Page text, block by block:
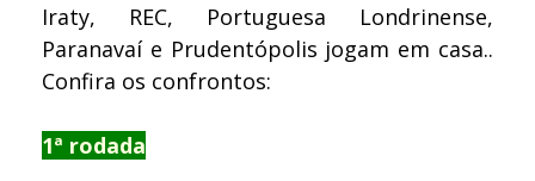
Iraty, REC, Portuguesa Londrinense,
Paranavaí e Prudentópolis jogam em casa..
Confira os confrontos:
1ª rodada